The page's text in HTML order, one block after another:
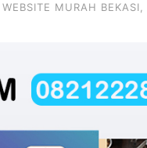
WEBSITE MURAH BEKASI,